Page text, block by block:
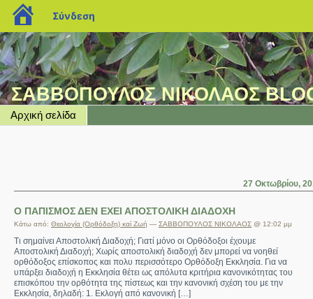
blogs.sch.gr
Σύνδεση
ΣΑΒΒΟΠΟΥΛΟΣ ΝΙΚΟΛΑΟΣ
Αρχική σελίδα
27 Οκτωβρίου,
Ο ΠΑΠΙΣΜΟΣ ΔΕΝ ΕΧΕΙ ΑΠΟΣΤΟΛΙΚΗ ΔΙΑΔΟΧΗ
Κάτω από: Θεολογία (Ορθόδοξη) καί Ζωή — ΣΑΒΒΟΠΟΥΛΟΣ ΝΙΚΟΛΑΟΣ @ 12:02 μμ
Τι σημαίνει Αποστολική Διαδοχή; Γιατί μόνο οι Ορθόδοξοι έχουμε
Αποστολική Διαδοχή; Χωρίς αποστολική διαδοχή δεν μπορεί να νοηθεί
ορθόδοξος επίσκοπος και πολυ περισσότερο Ορθόδοξη Εκκλησία. Για να
υπάρξει διαδοχή η Εκκλησία θέτει ως απόλυτα κριτήρια κανονικότητας του
επισκόπου την ορθότητα της πίστεως και την κανονική σχέση του με την
Εκκλησία, δηλαδή: 1. Εκλογή από κανονική […]